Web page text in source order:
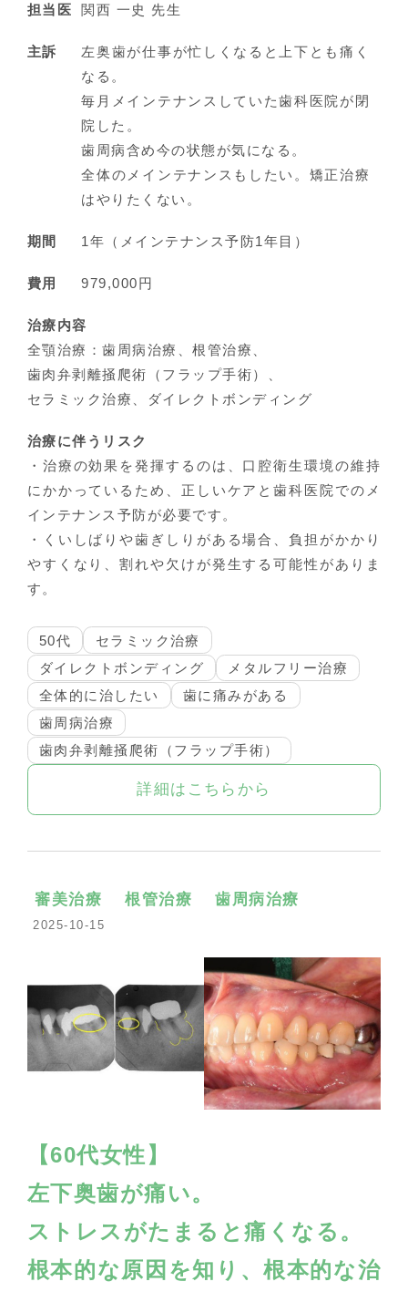
担当医 関西 一史 先生
主訴
左奥歯が仕事が忙しくなると上下とも痛く
なる。
毎月メインテナンスしていた歯科医院が閉
院した。
歯周病含め今の状態が気になる。
全体のメインテナンスもしたい。矯正治療
はやりたくない。
期間 1年（メインテナンス予防1年目）
費用 979,000円
治療内容
全顎治療：歯周病治療、根管治療、
歯肉弁剥離掻爬術（フラップ手術）、
セラミック治療、ダイレクトボンディング
治療に伴うリスク
・治療の効果を発揮するのは、口腔衛生環境の維持
にかかっているため、正しいケアと歯科医院でのメ
インテナンス予防が必要です。
・くいしばりや歯ぎしりがある場合、負担がかかり
やすくなり、割れや欠けが発生する可能性がありま
す。
50代
セラミック治療
ダイレクトボンディング
メタルフリー治療
全体的に治したい
歯に痛みがある
歯周病治療
歯肉弁剥離掻爬術（フラップ手術）
詳細はこちらから
審美治療 根管治療 歯周病治療
2025-10-15
【60代女性】
左下奥歯が痛い。
ストレスがたまると痛くなる。
根本的な原因を知り、根本的な治